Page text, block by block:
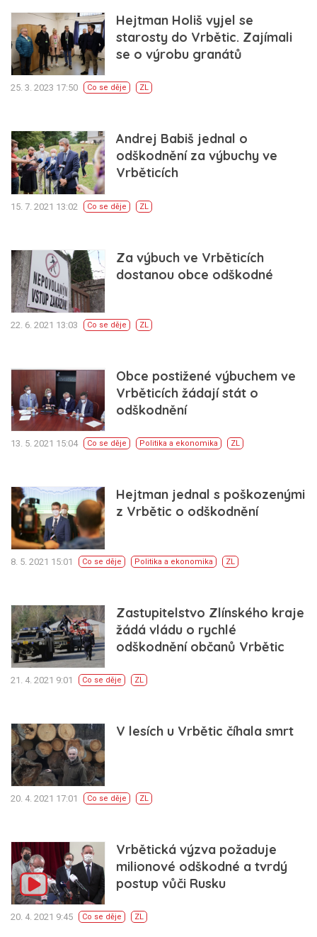
Hejtman Holiš vyjel se
starosty do Vrbětic. Zajímali
se o výrobu granátů
25. 3. 2023 17:50 Co se děje ZL
Andrej Babiš jednal o
odškodnění za výbuchy ve
Vrběticích
15. 7. 2021 13:02 Co se děje ZL
Za výbuch ve Vrběticích
dostanou obce odškodné
22. 6. 2021 13:03 Co se děje ZL
Obce postižené výbuchem ve
Vrběticích žádají stát o
odškodnění
13. 5. 2021 15:04 Co se děje Politika a ekonomika ZL
Hejtman jednal s poškozenými
z Vrbětic o odškodnění
8. 5. 2021 15:01 Co se děje Politika a ekonomika ZL
Zastupitelstvo Zlínského kraje
žádá vládu o rychlé
odškodnění občanů Vrbětic
21. 4. 2021 9:01 Co se děje ZL
V lesích u Vrbětic číhala smrt
20. 4. 2021 17:01 Co se děje ZL
Vrbětická výzva požaduje
milionové odškodné a tvrdý
postup vůči Rusku
20. 4. 2021 9:45 Co se děje ZL